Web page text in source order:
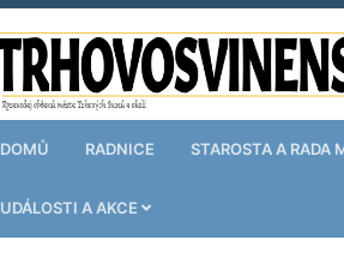
DOMŮ RADNICE STAROSTA A RADA
UDÁLOSTI A AKCE